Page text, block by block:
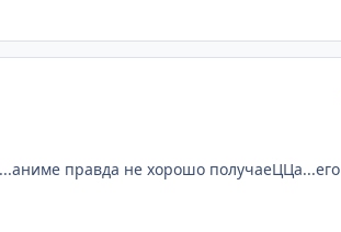
правда не хорошо получаеЦЦа...его